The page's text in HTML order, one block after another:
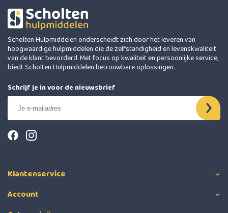
Scholten Hulpmiddelen onderscheidt zich door het leveren van
hoogwaardige hulpmiddelen die de zelfstandigheid en levenskwaliteit
van de klant bevorderd. Met focus op kwaliteit en persoonlijke service,
biedt Scholten Hulpmiddelen betrouwbare oplossingen.
Schrijf je in voor de nieuwsbrief
Klantenservice
Account